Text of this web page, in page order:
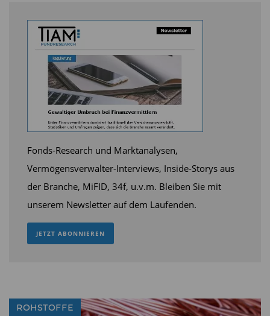
Am Beispiel Technologie erklärt Hermann
genauer, was er damit meint. So hätte etwa die
Halbleiterindustrie zwar weiterhin großes
Potenzial. Doch es gebe nur wenige
Nischenspieler, die auch auf lange Sicht noch
über ihr angestammtes Geschäftsmodell
Fonds-Research und Marktanalysen,
Vermögensverwalter-Interviews, Inside-Storys aus
der Branche, MiFID, 34f, u.v.m. Bleiben Sie mit
unserem Newsletter auf dem Laufenden.
JETZT ABONNIEREN
ROHSTOFFE